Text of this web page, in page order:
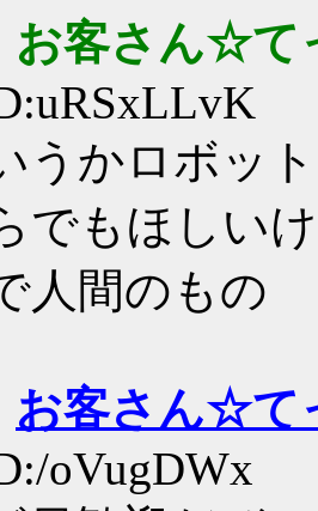
お客さん☆て
うかロボッ
でもほしい
人間のもの
お客さん☆て
oVugDWx